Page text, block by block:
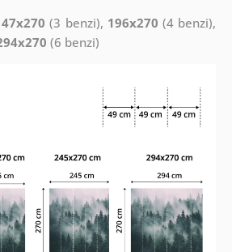
(3 benzi), 196x270 (4 benzi),
(6 benzi)